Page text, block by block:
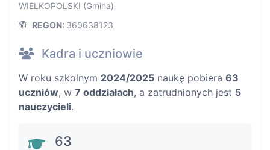
WIELKOPOLSKI (Gmina)
REGON: 360638123
Kadra i uczniowie
W roku szkolnym 2024/2025 naukę pobiera 63
uczniów, w 7 oddziałach, a zatrudnionych jest 5
nauczycieli.
63